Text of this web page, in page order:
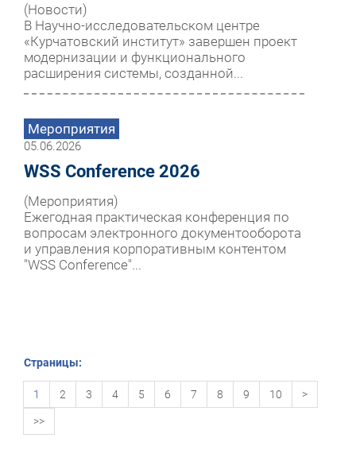
(Новости)
В Научно-исследовательском центре
«Курчатовский институт» завершен проект
модернизации и функционального
расширения системы, созданной...
Мероприятия
05.06.2026
WSS Conference 2026
(Мероприятия)
Ежегодная практическая конференция по
вопросам электронного документооборота
и управления корпоративным контентом
"WSS Conference"...
Страницы:
1 2 3 4 5 6 7 8 9 10 >
>>